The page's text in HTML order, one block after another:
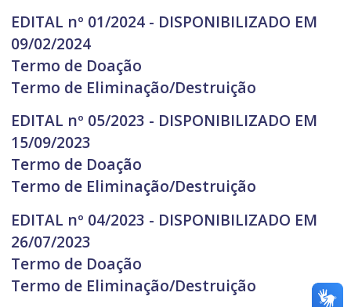
EDITAL nº 01/2024 - DISPONIBILIZADO EM
09/02/2024
Termo de Doação
Termo de Eliminação/Destruição
EDITAL nº 05/2023 - DISPONIBILIZADO EM
15/09/2023
Termo de Doação
Termo de Eliminação/Destruição
EDITAL nº 04/2023 - DISPONIBILIZADO EM
26/07/2023
Termo de Doação
Termo de Eliminação/Destruição